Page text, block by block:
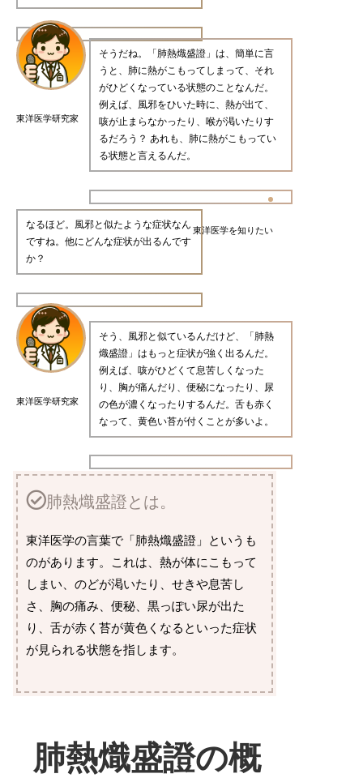
東洋医学研究家
そうだね。「肺熱熾盛證」は、簡単に言
うと、肺に熱がこもってしまって、それ
がひどくなっている状態のことなんだ。
例えば、風邪をひいた時に、熱が出て、
咳が止まらなかったり、喉が渇いたりす
るだろう？ あれも、肺に熱がこもってい
る状態と言えるんだ。
東洋医学を知りたい
なるほど。風邪と似たような症状なん
ですね。他にどんな症状が出るんです
か？
東洋医学研究家
そう、風邪と似ているんだけど、「肺熱
熾盛證」はもっと症状が強く出るんだ。
例えば、咳がひどくて息苦しくなった
り、胸が痛んだり、便秘になったり、尿
の色が濃くなったりするんだ。舌も赤く
なって、黄色い苔が付くことが多いよ。
肺熱熾盛證とは。
東洋医学の言葉で「肺熱熾盛證」というも
のがあります。これは、熱が体にこもって
しまい、のどが渇いたり、せきや息苦し
さ、胸の痛み、便秘、黒っぽい尿が出た
り、舌が赤く苔が黄色くなるといった症状
が見られる状態を指します。
肺熱熾盛證の概